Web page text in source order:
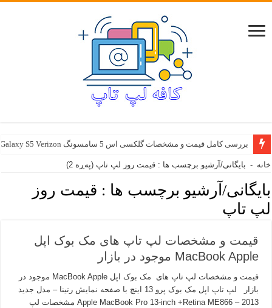
بررسی کامل قیمت و مشخصات گلکسی اس 5 سامسونگ Samsung Galaxy S5 Verizon
خانه - بایگانی/آرشیو برچسب ها : قیمت روز لپ تاپ (پەڕە 2)
بایگانی/آرشیو برچسب ها : قیمت روز
لپ تاپ
قیمت و مشخصات لپ تاپ های مک بوک اپل
MacBook Apple موجود در بازار
قیمت و مشخصات لپ تاپ های مک بوک اپل MacBook Apple موجود در
بازار لپ تاپ اپل مک بوک پرو 13 اینچ با صفحه نمایش رتینا – مدل جدید
2013 – Apple MacBook Pro 13-inch +Retina ME866 مشخصات لپ